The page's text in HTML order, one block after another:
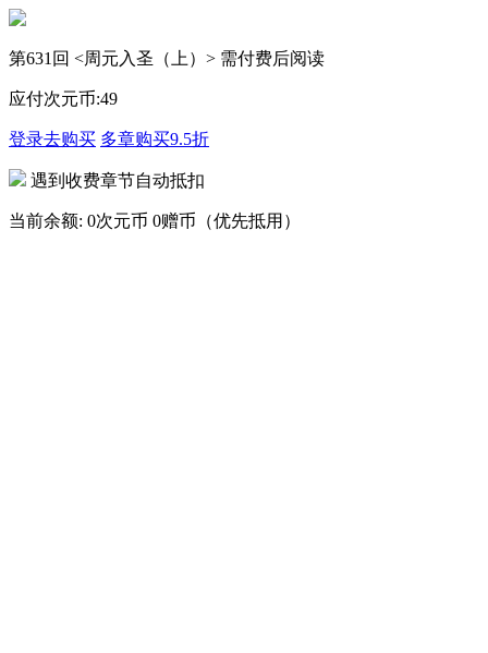
第631回 <周元入圣（上）> 需付费后阅读
应付次元币:49
登录去购买 多章购买9.5折
遇到收费章节自动抵扣
当前余额: 0次元币 0赠币（优先抵用）